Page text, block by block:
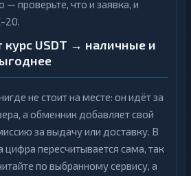
— проверьте, что и заявка, и
20.
курс USDT → наличные и
не стоит на месте: он идёт за
а обменник добавляет свой
за выдачу или доставку. В
цифра пересчитывается сама, так
по выбранному сервису, а